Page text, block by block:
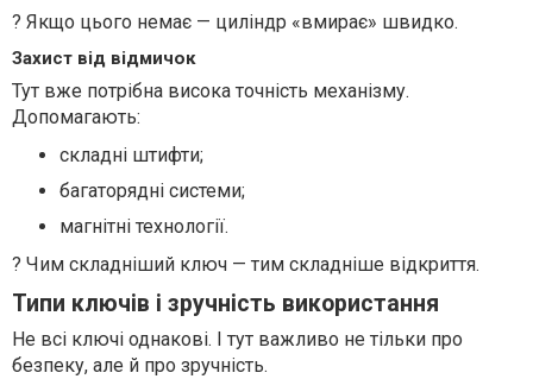
? Якщо цього немає — циліндр «вмирає» швидко.
Захист від відмичок
Тут вже потрібна висока точність механізму.
Допомагають:
складні штифти;
багаторядні системи;
магнітні технології.
? Чим складніший ключ — тим складніше відкриття.
Типи ключів і зручність використання
Не всі ключі однакові. І тут важливо не тільки про
безпеку, але й про зручність.